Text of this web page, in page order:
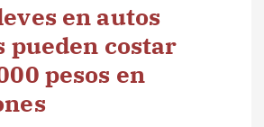
en autos
pueden costar
pesos en